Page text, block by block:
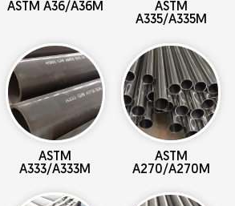
ASTM A36/A36M
ASTM
A335/A335M
ASTM
A333/A333M
ASTM
A270/A270M